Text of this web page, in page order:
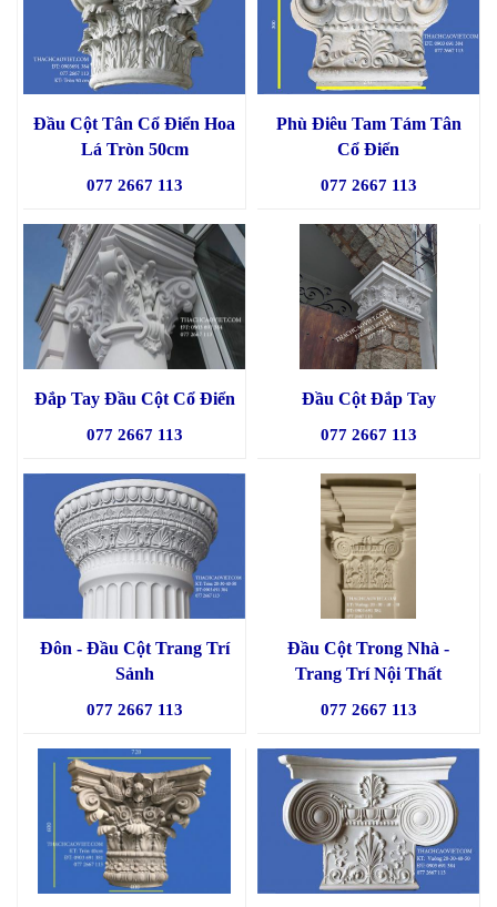
Đầu Cột Tân Cổ Điển Hoa
Lá Tròn 50cm
077 2667 113
Phù Điêu Tam Tám Tân
Cổ Điển
077 2667 113
Đắp Tay Đầu Cột Cổ Điển
077 2667 113
Đầu Cột Đắp Tay
077 2667 113
Đôn - Đầu Cột Trang Trí
Sảnh
077 2667 113
Đầu Cột Trong Nhà -
Trang Trí Nội Thất
077 2667 113